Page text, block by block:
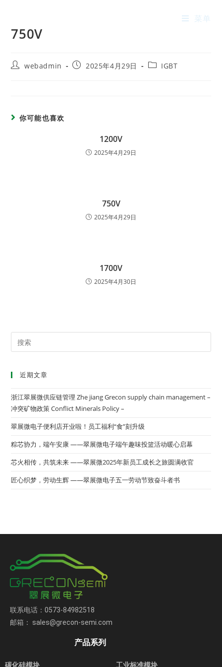
菜单
750V
webadmin 2025年4月29日 IGBT
你可能也喜欢
1200V
2025年4月29日
750V
2025年4月29日
1700V
2025年4月30日
近期文章
浙江翠展微供应链管理 Zhe jiang Grecon supply chain management –
冲突矿物政策 Conflict Minerals Policy –
翠展微电子便利店开业啦！员工福利“食”刻升级
粽芯协力，端午安康 ——翠展微电子端午趣味投篮活动暖心启幕
芯火相传，共筑未来 ——翠展微2025年新员工成长之旅圆满收官
匠心织梦，劳动生辉 ——翠展微电子五一劳动节致奋斗者书
联系电话：0573-84982518
邮箱： sales@grecon-semi.com
产品系列
碳化硅模块 工业标准模块